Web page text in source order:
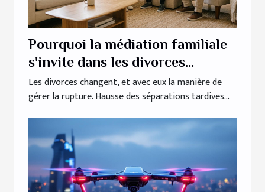
Pourquoi la médiation familiale
s'invite dans les divorces
modernes
Les divorces changent, et avec eux la manière de
gérer la rupture. Hausse des séparations tardives...